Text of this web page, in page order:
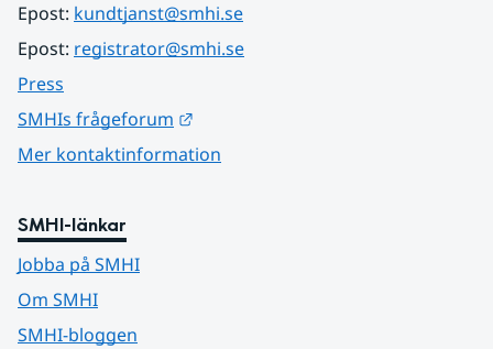
Epost: kundtjanst@smhi.se
Epost: registrator@smhi.se
Press
SMHIs frågeforum
Mer kontaktinformation
SMHI-länkar
Jobba på SMHI
Om SMHI
SMHI-bloggen